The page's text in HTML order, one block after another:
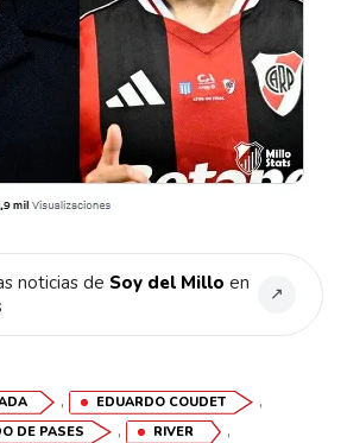
noticias de Soy del Millo en
↗
, EDUARDO COUDET ,
DE PASES , RIVER ,